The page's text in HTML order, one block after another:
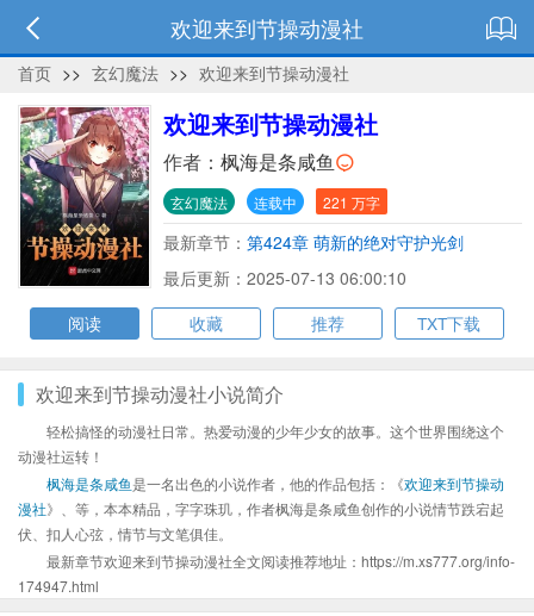
欢迎来到节操动漫社
首页 >> 玄幻魔法 >> 欢迎来到节操动漫社
欢迎来到节操动漫社
作者： 枫海是条咸鱼
玄幻魔法 连载中 221 万字
最新章节： 第424章 萌新的绝对守护光剑
最后更新：2025-07-13 06:00:10
阅读
收藏 推荐 TXT下载
欢迎来到节操动漫社小说简介
轻松搞怪的动漫社日常。热爱动漫的少年少女的故事。这个世界围绕这个
动漫社运转！
枫海是条咸鱼是一名出色的小说作者，他的作品包括：《欢迎来到节操动
漫社》、等，本本精品，字字珠玑，作者枫海是条咸鱼创作的小说情节跌宕起
伏、扣人心弦，情节与文笔俱佳。
最新章节欢迎来到节操动漫社全文阅读推荐地址：https://m.xs777.org/info-
174947.html